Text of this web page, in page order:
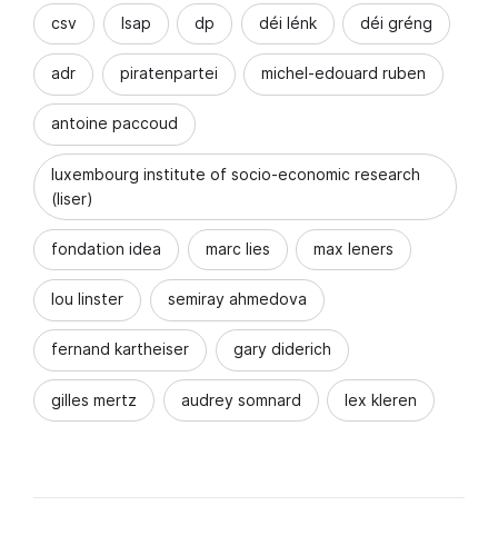
csv lsap dp déi lénk déi gréng
adr piratenpartei michel-edouard ruben
antoine paccoud
luxembourg institute of socio-economic research
(liser)
fondation idea marc lies max leners
lou linster semiray ahmedova
fernand kartheiser gary diderich
gilles mertz audrey somnard lex kleren